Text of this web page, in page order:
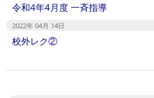
令和4年4月度 一斉指導
2022年 04月 14日
校外レク②